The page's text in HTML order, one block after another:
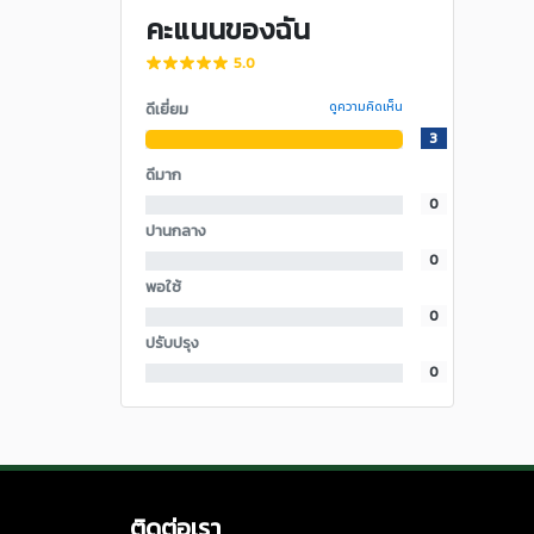
คะแนนของฉัน
5.0
ดีเยี่ยม ดูความคิดเห็น
3
ดีมาก
0
ปานกลาง
0
พอใช้
0
ปรับปรุง
0